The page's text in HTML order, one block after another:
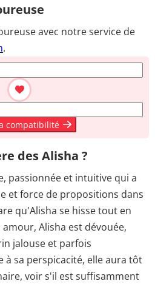
avec notre service de
.
compatibilité
des Alisha ?
passionnée et intuitive qui a
et force de propositions dans
qu'Alisha se hisse tout en
Alisha est dévouée,
jalouse et parfois
à sa perspicacité, elle aura tôt
voir s'il est suffisamment